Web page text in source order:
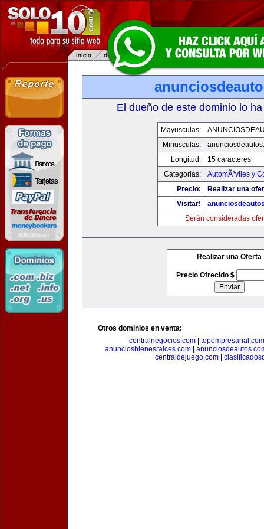
El dueño de este dominio lo
Mayusculas:
Minusculas:
Longitud:
15 caracteres
Categorias:
AutomÃ³viles y
Precio:
Realizar una
Visitar!
Serán consideradas
Realizar una Oferta
Precio Ofrecido $
Otros dominios en venta:
centralnegocios.com| topempresarial.com
anunciosbienesraices.com|
centraldejuego.com|